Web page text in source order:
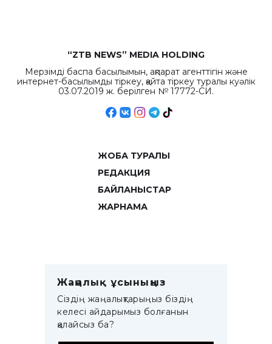
“ZTB NEWS” MEDIA HOLDING
Мерзімді баспа басылымын, ақпарат агенттігін және
интернет-басылымды тіркеу, қайта тіркеу туралы куәлік
03.07.2019 ж. берілген № 17772-СИ.
ЖОБА ТУРАЛЫ
РЕДАКЦИЯ
БАЙЛАНЫСТАР
ЖАРНАМА
Жаңалық ұсыныңыз
Сіздің жаңалықтарыңыз біздің
келесі айдарымыз болғанын
қалайсыз ба?